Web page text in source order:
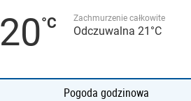
20 Zachmurzenie całkowite
Odczuwalna 21°C
Pogoda godzinowa